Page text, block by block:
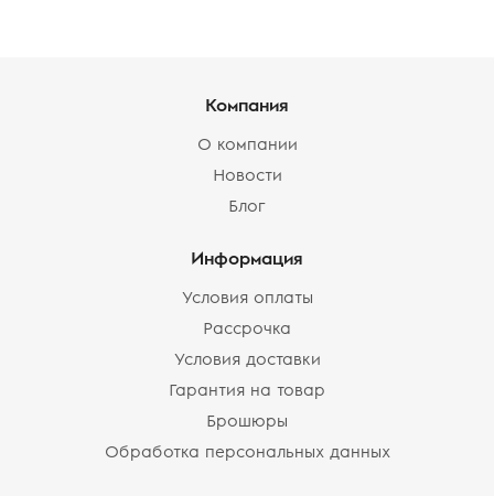
Компания
О компании
Новости
Блог
Информация
Условия оплаты
Рассрочка
Условия доставки
Гарантия на товар
Брошюры
Обработка персональных данных